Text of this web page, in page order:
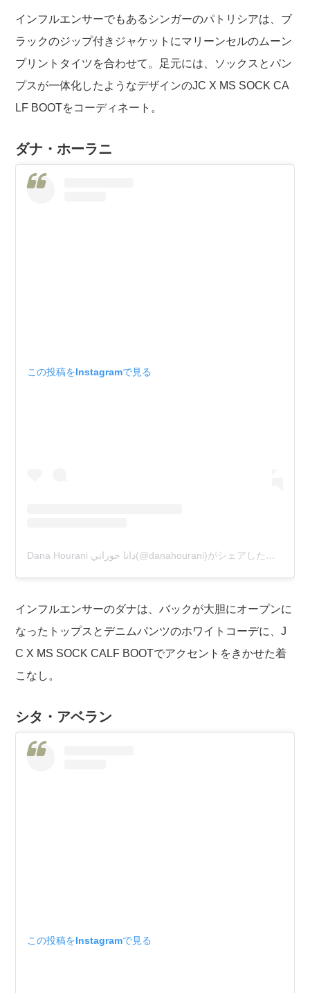
インフルエンサーでもあるシンガーのパトリシアは、ブ
ラックのジップ付きジャケットにマリーンセルのムーン
プリントタイツを合わせて。足元には、ソックスとパン
プスが一体化したようなデザインのJC X MS SOCK CA
LF BOOTをコーディネート。
ダナ・ホーラニ
この投稿をInstagramで見る
Dana Hourani دانا حوراني(@danahourani)がシェアした投稿
インフルエンサーのダナは、バックが大胆にオープンに
なったトップスとデニムパンツのホワイトコーデに、J
C X MS SOCK CALF BOOTでアクセントをきかせた着
こなし。
シタ・アベラン
この投稿をInstagramで見る